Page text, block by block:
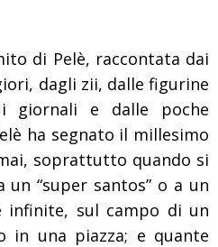
di Pelè, raccontata dai
dagli zii, dalle figurine
giornali e dalle poche
ha segnato il millesimo
soprattutto quando si
“super santos” o a un
infinite, sul campo di un
in una piazza; e quante